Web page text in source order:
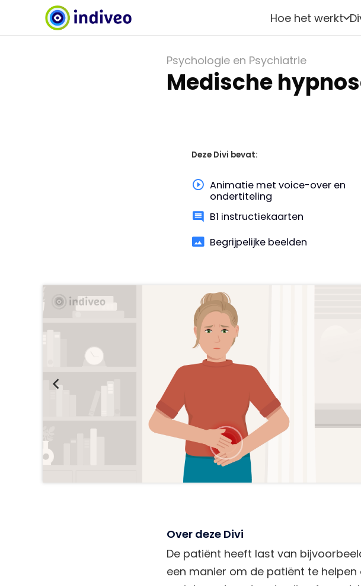
Hoe het werkt
Psychologie en Psychiatrie
Medische
Deze Divi bevat:
Animatie met voice-over en
ondertiteling
B1 instructiekaarten
Begrijpelijke beelden
Over deze Divi
De patiënt heeft last van
een manier om de patiënt te